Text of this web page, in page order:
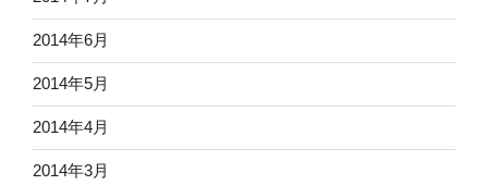
2014年6月
2014年5月
2014年4月
2014年3月